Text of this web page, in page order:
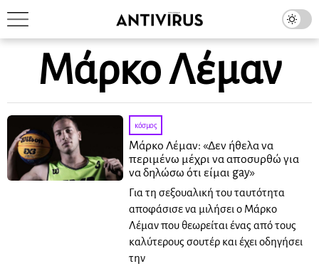
Μάρκο Λέμαν
κόσμος
Μάρκο Λέμαν: «Δεν ήθελα να
περιμένω μέχρι να αποσυρθώ για
να δηλώσω ότι είμαι gay»
Για τη σεξουαλική του ταυτότητα
αποφάσισε να μιλήσει ο Μάρκο
Λέμαν που θεωρείται ένας από τους
καλύτερους σουτέρ και έχει οδηγήσει
την